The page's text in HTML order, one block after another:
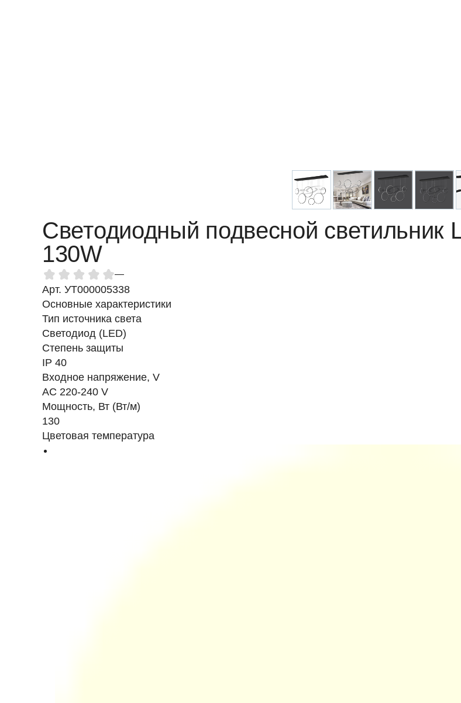
Светодиодный подвесной светильник
130W
—
Арт. УТ000005338
Основные характеристики
Тип источника света
Светодиод (LED)
Степень защиты
IP 40
Входное напряжение, V
AC 220-240 V
Мощность, Вт (Вт/м)
130
Цветовая температура